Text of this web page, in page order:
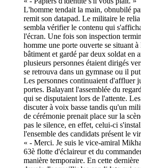
L'homme tendait la main, obnubilé
remit son datapad. Le militaire le
sembla vérifier le contenu qui
l'écran. Une fois son inspection
homme une porte ouverte se situant
bâtiment et gardé par deux soldat en
plusieurs personnes étaient dirigés
se retrouva dans un gymnase ou il
Les personnes continuaient d'affluer
portes. Balayant l'assemblée du
qui se disputaient lors de l'attente.
discuter à voix basse tandis qu'un
de cérémonie prenait place sur la
pas le silence, en effet, celui-ci
l'ensemble des candidats présent le
« - Merci. Je suis le vice-amiral
63è flotte d'éclaireur et du
manière temporaire. En cette